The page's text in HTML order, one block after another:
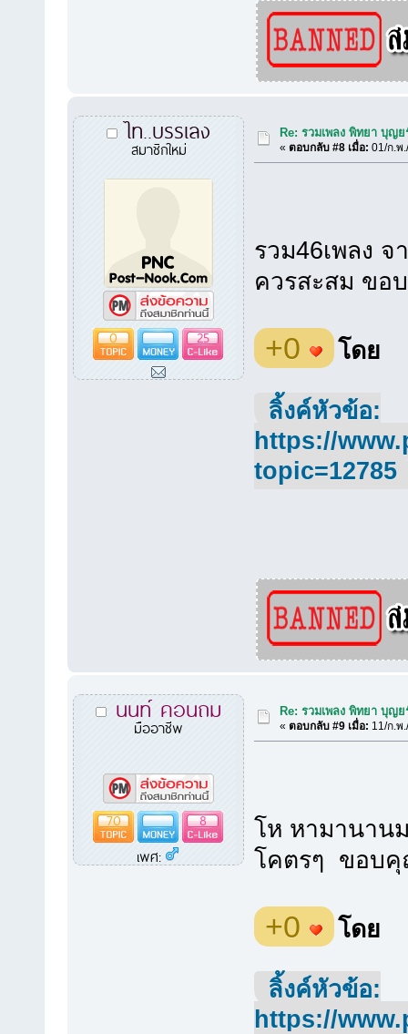
ไท..บรรเลง
สมาชิกใหม่
0 25
Re: รวมเพลง พิทยา บุญ
«ตอบกลับ #8 เมื่อ: 01/ก.พ
รวม46เพลง
ควรสะสม ขอ
+0 โดย
ลิ้งค์หัวข้อ:
https://
topic=12785
นนท์ คอนถม
มืออาชีพ
70
8
เพศ:
Re: รวมเพลง พิทยา บุญ
«ตอบกลับ #9 เมื่อ: 11/ก.พ
โห หามานาน
โคตรๆ ขอบ
+0 โดย
ลิ้งค์หัวข้อ:
https://